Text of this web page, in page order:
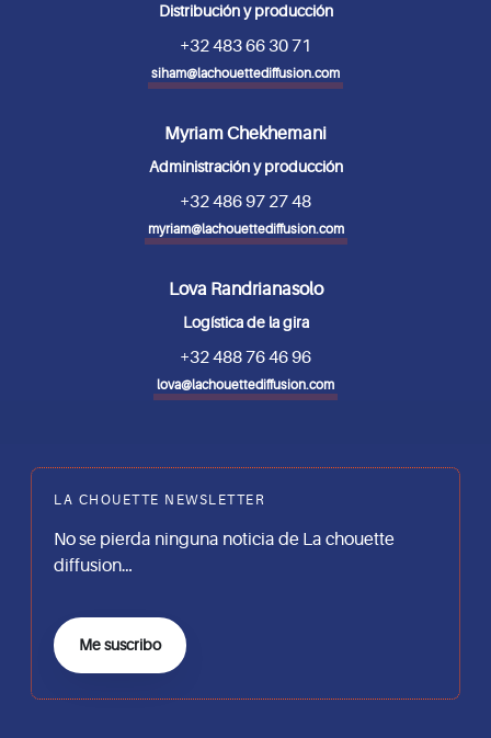
Distribución y producción
+32 483 66 30 71
siham@lachouettediffusion.com
Myriam Chekhemani
Administración y producción
+32 486 97 27 48
myriam@lachouettediffusion.com
Lova Randrianasolo
Logística de la gira
+32 488 76 46 96
lova@lachouettediffusion.com
LA CHOUETTE NEWSLETTER
No se pierda ninguna noticia de La chouette
diffusion…
Me suscribo